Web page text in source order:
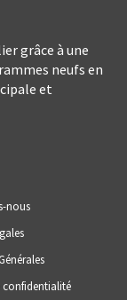
grâce à une
neufs en
et
nous